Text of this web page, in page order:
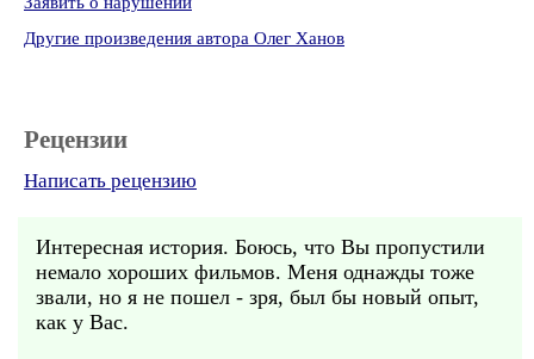
Другие произведения автора Олег Ханов
Рецензии
Написать рецензию
Интересная история. Боюсь, что Вы пропустили
немало хороших фильмов. Меня однажды тоже
звали, но я не пошел - зря, был бы новый опыт,
как у Вас.